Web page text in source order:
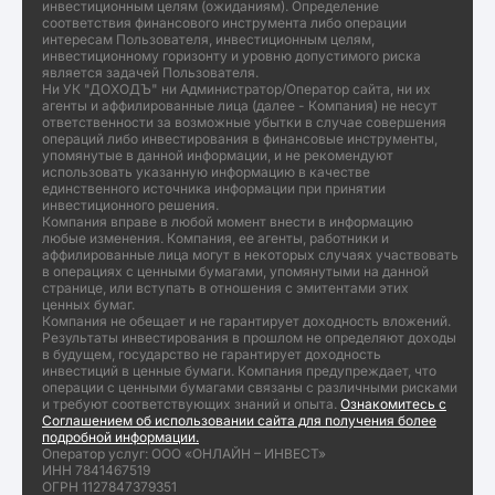
инвестиционным целям (ожиданиям). Определение
соответствия финансового инструмента либо операции
интересам Пользователя, инвестиционным целям,
инвестиционному горизонту и уровню допустимого риска
является задачей Пользователя.
Ни УК "ДОХОДЪ" ни Администратор/Оператор сайта, ни их
агенты и аффилированные лица (далее - Компания) не несут
ответственности за возможные убытки в случае совершения
операций либо инвестирования в финансовые инструменты,
упомянутые в данной информации, и не рекомендуют
использовать указанную информацию в качестве
единственного источника информации при принятии
инвестиционного решения.
Компания вправе в любой момент внести в информацию
любые изменения. Компания, ее агенты, работники и
аффилированные лица могут в некоторых случаях участвовать
в операциях с ценными бумагами, упомянутыми на данной
странице, или вступать в отношения с эмитентами этих
ценных бумаг.
Компания не обещает и не гарантирует доходность вложений.
Результаты инвестирования в прошлом не определяют доходы
в будущем, государство не гарантирует доходность
инвестиций в ценные бумаги. Компания предупреждает, что
операции с ценными бумагами связаны с различными рисками
и требуют соответствующих знаний и опыта. Ознакомитесь с
Соглашением об использовании сайта для получения более
подробной информации.
Оператор услуг: ООО «ОНЛАЙН – ИНВЕСТ»
ИНН 7841467519
ОГРН 1127847379351